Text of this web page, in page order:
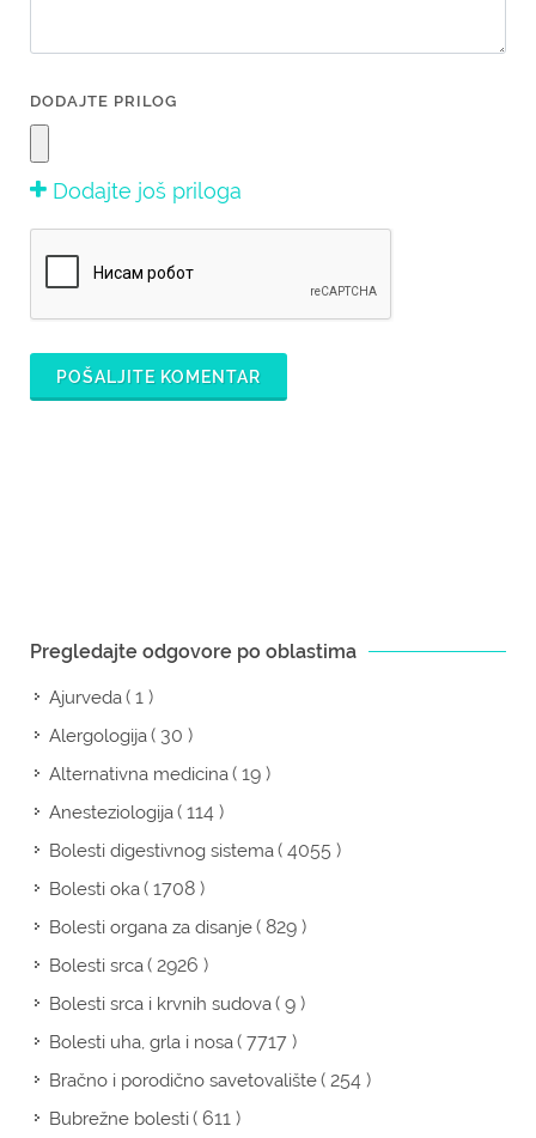
DODAJTE PRILOG
Dodajte još priloga
POŠALJITE KOMENTAR
Pregledajte odgovore po oblastima
Ajurveda( 1 )
Alergologija( 30 )
Alternativna medicina( 19 )
Anesteziologija( 114 )
Bolesti digestivnog sistema( 4055 )
Bolesti oka( 1708 )
Bolesti organa za disanje( 829 )
Bolesti srca( 2926 )
Bolesti srca i krvnih sudova( 9 )
Bolesti uha, grla i nosa( 7717 )
Bračno i porodično savetovalište( 254 )
Bubrežne bolesti( 611 )